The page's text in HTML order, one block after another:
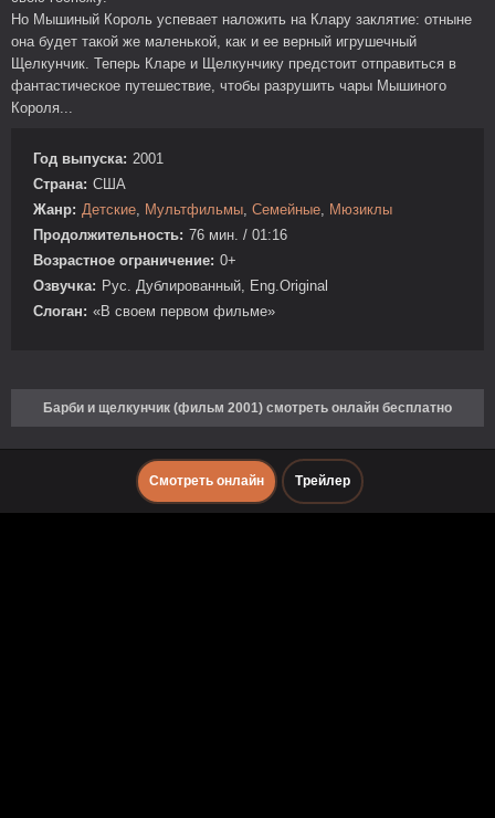
Но Мышиный Король успевает наложить на Клару заклятие: отныне
она будет такой же маленькой, как и ее верный игрушечный
Щелкунчик. Теперь Кларе и Щелкунчику предстоит отправиться в
фантастическое путешествие, чтобы разрушить чары Мышиного
Короля...
Год выпуска: 2001
Страна: США
Жанр: Детские, Мультфильмы, Семейные, Мюзиклы
Продолжительность: 76 мин. / 01:16
Возрастное ограничение: 0+
Озвучка: Рус. Дублированный, Eng.Original
Слоган: «В своем первом фильме»
Барби и щелкунчик (фильм 2001) смотреть онлайн бесплатно
Смотреть онлайн Трейлер